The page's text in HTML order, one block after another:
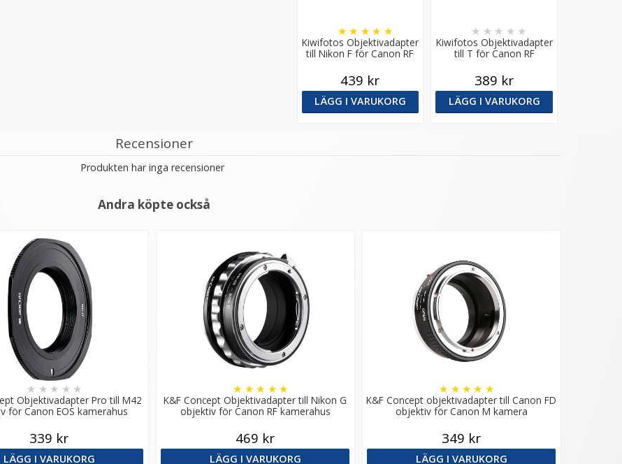
Kiwifotos Objektivadapter
till Nikon F för Canon RF
★ ★ ★ ★ ★
439 kr
LÄGG I VARUKORG
Kiwifotos Objektivadapter
till T för Canon RF
★ ★ ★ ★ ★
389 kr
LÄGG I VARUKORG
Recensioner
Produkten har inga recensioner
Andra köpte också
Objektivadapter Pro till M42
för Canon EOS kamerahus
★ ★ ★ ★ ★
339 kr
LÄGG I VARUKORG
K&F Concept Objektivadapter till Nikon G
objektiv för Canon RF kamerahus
★ ★ ★ ★ ★
469 kr
LÄGG I VARUKORG
K&F Concept objektivadapter till Canon FD
objektiv för Canon M kamera
★ ★ ★ ★ ★
349 kr
LÄGG I VARUKORG